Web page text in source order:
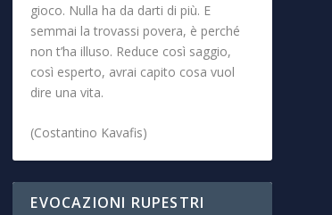
gioco. Nulla ha da darti di più. E
semmai la trovassi povera, è perché
non t’ha illuso. Reduce così saggio,
così esperto, avrai capito cosa vuol
dire una vita.
(Costantino Kavafis)
EVOCAZIONI RUPESTRI